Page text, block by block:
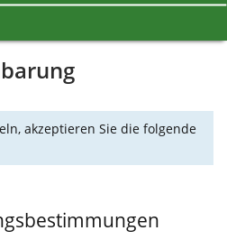
akzeptieren Sie die folgende